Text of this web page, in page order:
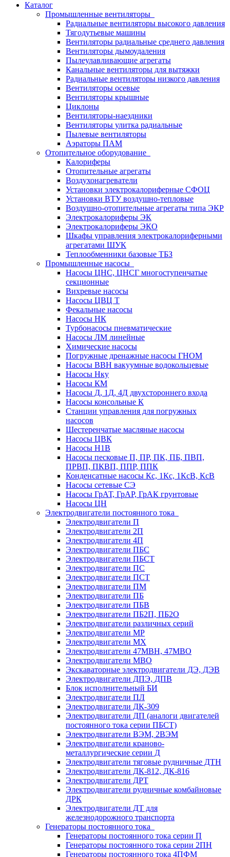
Каталог
Промышленные вентиляторы
Радиальные вентиляторы высокого давления
Тягодутьевые машины
Вентиляторы радиальные среднего давления
Вентиляторы дымоудаления
Пылеулавливающие агрегаты
Канальные вентиляторы для вытяжки
Радиальные вентиляторы низкого давления
Вентиляторы осевые
Вентиляторы крышные
Циклоны
Вентиляторы-наездники
Вентиляторы улитка радиальные
Пылевые вентиляторы
Аэраторы ПАМ
Отопительное оборудование
Калориферы
Отопительные агрегаты
Воздухонагреватели
Установки электрокалориферные СФОЦ
Установки ВТУ воздушно-тепловые
Воздушно-отопительные агрегаты типа ЭКР
Электрокалориферы ЭК
Электрокалориферы ЭКО
Шкафы управления электрокалориферными
агрегатами ШУК
Теплообменники базовые ТБЗ
Промышленные насосы
Насосы ЦНС, ЦНСГ многоступенчатые
секционные
Вихревые насосы
Насосы ЦВЦ Т
Фекальные насосы
Насосы НК
Турбонасосы пневматические
Насосы ЛМ линейные
Химические насосы
Погружные дренажные насосы ГНОМ
Насосы ВВН вакуумные водокольцевые
Насосы Нку
Насосы КМ
Насосы Д, 1Д, 4Д двухстороннего входа
Насосы консольные К
Станции управления для погружных
насосов
Шестеренчатые масляные насосы
Насосы ЦВК
Насосы Н1В
Насосы песковые П, ПР, ПК, ПБ, ПВП,
ПРВП, ПКВП, ППР, ППК
Конденсатные насосы Кс, 1Кс, 1КсВ, КсВ
Насосы сетевые СЭ
Насосы ГрАТ, ГрАР, ГрАК грунтовые
Насосы ЦН
Электродвигатели постоянного тока
Электродвигатели П
Электродвигатели 2П
Электродвигатели 4П
Электродвигатели ПБС
Электродвигатели ПБСТ
Электродвигатели ПС
Электродвигатели ПСТ
Электродвигатели ПМ
Электродвигатели ПБ
Электродвигатели ПБВ
Электродвигатели ПБ2П, ПБ2О
Электродвигатели различных серий
Электродвигатели МР
Электродвигатели MX
Электродвигатели 47MBH, 47МВО
Электродвигатели MBO
Экскаваторные электродвигатели ДЭ, ДЭВ
Электродвигатели ДПЭ, ДПВ
Блок исполнительный БИ
Электродвигатели ПЛ
Электродвигатели ДК-309
Электродвигатели ДП (аналоги двигателей
постоянного тока серии ПБСТ)
Электродвигатели ВЭМ, 2ВЭМ
Электродвигатели краново-
металлургические серии Д
Электродвигатели тяговые рудничные ДТН
Электродвигатели ДК-812, ДК-816
Электродвигатели ДРТ
Электродвигатели рудничные комбайновые
ДРК
Электродвигатели ДТ для
железнодорожного транспорта
Генераторы постоянного тока
Генераторы постоянного тока серии П
Генераторы постоянного тока серии 2ПН
Генераторы постоянного тока 4ПФМ